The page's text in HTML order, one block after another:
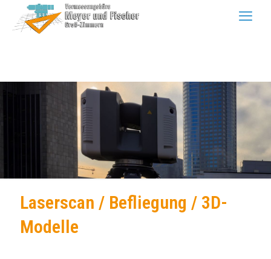
Laserscan / Befliegung / 3D-
Modelle